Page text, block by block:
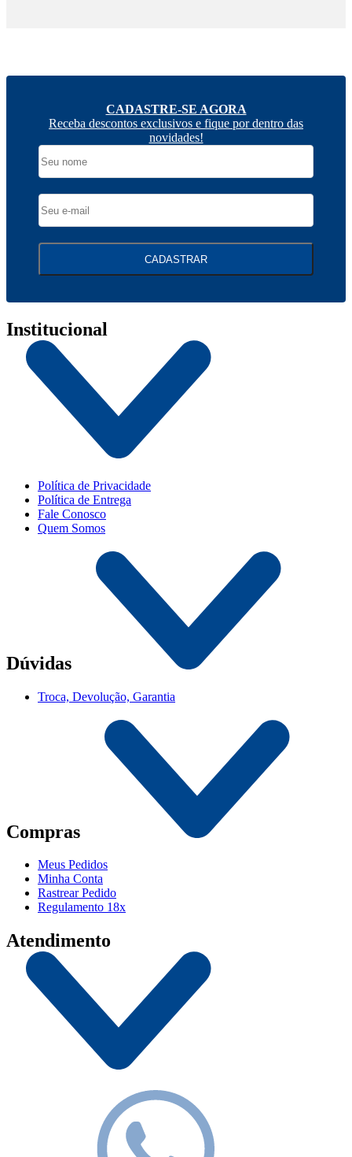
CADASTRE-SE AGORA
Receba descontos exclusivos e fique por dentro das
novidades!
CADASTRAR
Institucional
Política de Privacidade
Política de Entrega
Fale Conosco
Quem Somos
Dúvidas
Troca, Devolução, Garantia
Compras
Meus Pedidos
Minha Conta
Rastrear Pedido
Regulamento 18x
Atendimento